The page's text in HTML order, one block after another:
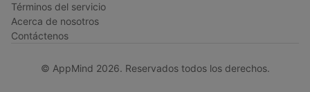
Términos del servicio
Acerca de nosotros
Contáctenos
© AppMind 2026. Reservados todos los derechos.